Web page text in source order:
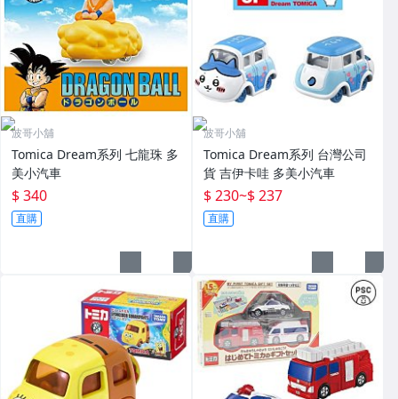
波哥小舖
Tomica Dream系列 七龍珠 多
美小汽車
$ 340
直購
波哥小舖
Tomica Dream系列 台灣公司
貨 吉伊卡哇 多美小汽車
$ 230~$ 237
直購